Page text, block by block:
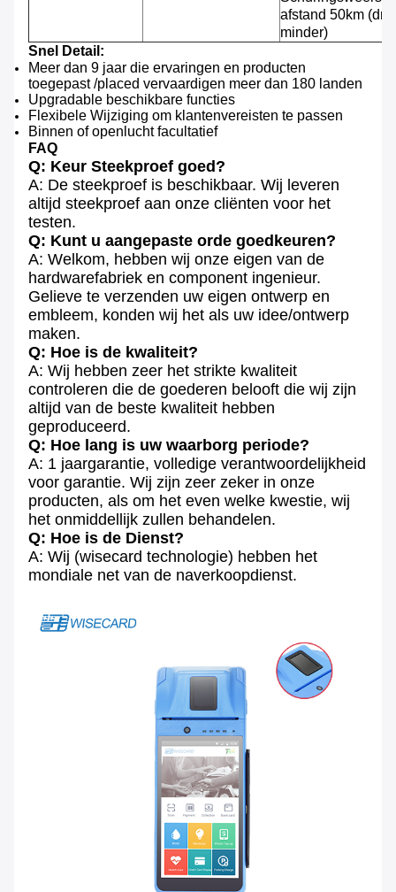
afstand 50km
minder)
Snel Detail:
Meer dan 9 jaar die ervaringen en producten
toegepast /placed vervaardigen meer dan 180 landen
Upgradable beschikbare functies
Flexibele Wijziging om klantenvereisten te passen
Binnen of openlucht facultatief
FAQ
Q: Keur Steekproef goed?
A: De steekproef is beschikbaar. Wij leveren
altijd steekproef aan onze cliënten voor het
testen.
Q: Kunt u aangepaste orde goedkeuren?
A: Welkom, hebben wij onze eigen van de
hardwarefabriek en component ingenieur.
Gelieve te verzenden uw eigen ontwerp en
embleem, konden wij het als uw idee/ontwerp
maken.
Q: Hoe is de kwaliteit?
A: Wij hebben zeer het strikte kwaliteit
controleren die de goederen belooft die wij zijn
altijd van de beste kwaliteit hebben
geproduceerd.
Q: Hoe lang is uw waarborg periode?
A: 1 jaargarantie, volledige verantwoordelijkheid
voor garantie. Wij zijn zeer zeker in onze
producten, als om het even welke kwestie, wij
het onmiddellijk zullen behandelen.
Q: Hoe is de Dienst?
A: Wij (wisecard technologie) hebben het
mondiale net van de naverkoopdienst.